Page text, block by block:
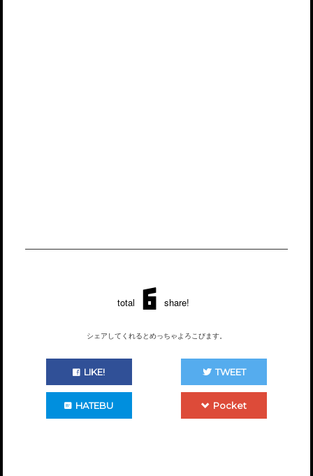
total 6 share!
シェアしてくれるとめっちゃよろこびます。
LIKE! TWEET
HATEBU Pocket